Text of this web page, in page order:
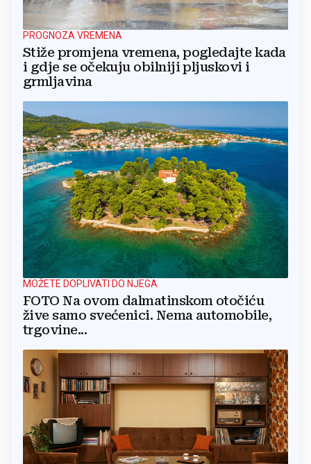
PROGNOZA VREMENA
Stiže promjena vremena, pogledajte kada
i gdje se očekuju obilniji pljuskovi i
grmljavina
MOŽETE DOPLIVATI DO NJEGA
FOTO Na ovom dalmatinskom otočiću
žive samo svećenici. Nema automobile,
trgovine...